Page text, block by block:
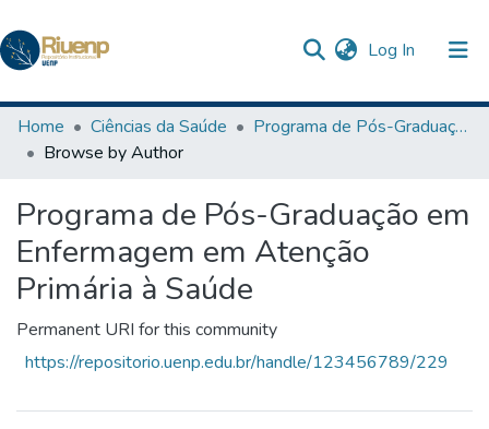
Log In (current)
Communities & Collections
Browse DSpace
The Repository
Home Ciências da Saúde
Programa de Pós-Graduação em Enfermagem em Atenção Primária à Saúde
Browse by Author
Programa de Pós-Graduação em
Enfermagem em Atenção
Primária à Saúde
Permanent URI for this community
https://repositorio.uenp.edu.br/handle/123456789/229